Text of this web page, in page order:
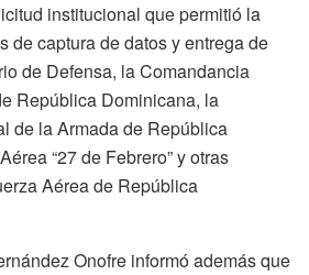
institucional que permitió la
de captura de datos y entrega de
de Defensa, la Comandancia
República Dominicana, la
de la Armada de República
“27 de Febrero” y otras
Aérea de República
Onofre informó además que